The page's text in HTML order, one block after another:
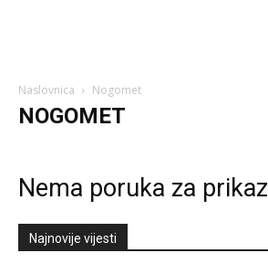
Naslovnica Nogomet
NOGOMET
Nema poruka za prikaz
Najnovije vijesti